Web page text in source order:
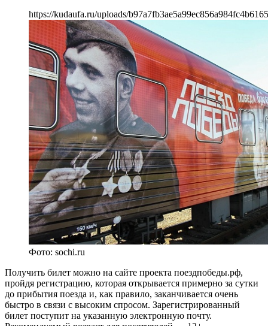
https://kudaufa.ru/uploads/
Фото: sochi.ru
Получить билет можно на сайте проекта поездпобеды.рф,
пройдя регистрацию, которая открывается примерно за сутки
до прибытия поезда и, как правило, заканчивается очень
быстро в связи с высоким спросом. Зарегистрированный
билет поступит на указанную электронную почту.